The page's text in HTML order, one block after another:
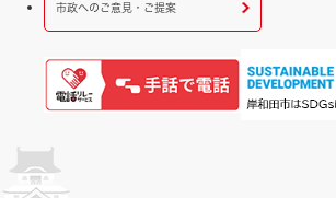
市政へのご意見・ご提案